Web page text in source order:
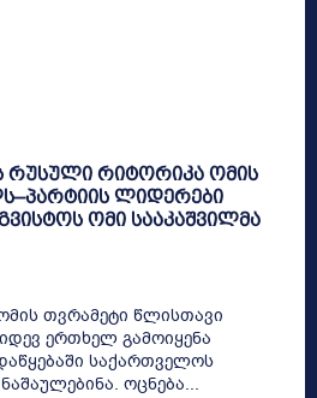
რუსული რიტორიკა ომის
ლიდერები
ომი სააკაშვილმა
თვრამეტი წლისთავი
ერთხელ გამოიყენა
საქართველოს
ოცნება...